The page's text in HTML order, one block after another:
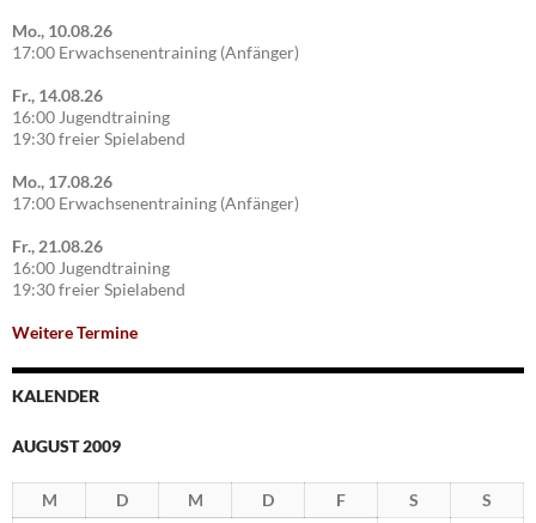
Mo., 10.08.26
17:00 Erwachsenentraining (Anfänger)
Fr., 14.08.26
16:00 Jugendtraining
19:30 freier Spielabend
Mo., 17.08.26
17:00 Erwachsenentraining (Anfänger)
Fr., 21.08.26
16:00 Jugendtraining
19:30 freier Spielabend
Weitere Termine
KALENDER
AUGUST 2009
M D M D F S
S